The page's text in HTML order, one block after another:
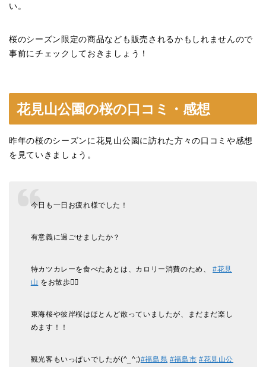
い。
桜のシーズン限定の商品なども販売されるかもしれませんので
事前にチェックしておきましょう！
花見山公園の桜の口コミ・感想
昨年の桜のシーズンに花見山公園に訪れた方々の口コミや感想
を見ていきましょう。
今日も一日お疲れ様でした！
有意義に過ごせましたか？
特カツカレーを食べたあとは、カロリー消費のため、#花見
山 をお散歩🚶‍♀️
東海桜や彼岸桜はほとんど散っていましたが、まだまだ楽し
めます！！
観光客もいっぱいでしたが(^_^;)#福島県 #福島市 #花見山公